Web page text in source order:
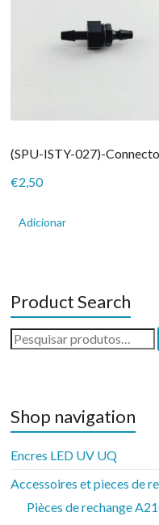
(SPU-ISTY-027)-
€2,50
Adicionar
Product Search
Pesquisar
por:
Shop navigation
Encres LED UV UQ
Accessoires et pieces de
Pièces de rechange